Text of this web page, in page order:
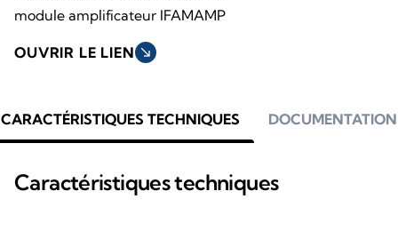
module amplificateur IFAMAMP
OUVRIR LE LIEN south_east
CARACTÉRISTIQUES TECHNIQUES DOCUMENTATION
Caractéristiques techniques